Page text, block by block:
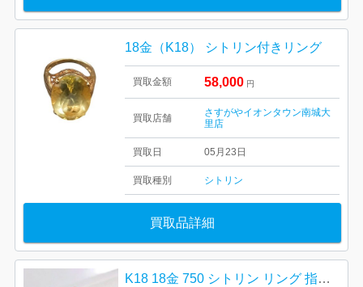
18金（K18） シトリン付きリング
買取金額 58,000 円
買取店舗
さすがやイオンタウン南城大
里店
買取日 05月23日
買取種別 シトリン
買取品詳細
K18 18金 750 シトリン リング 指輪 アクセサリー